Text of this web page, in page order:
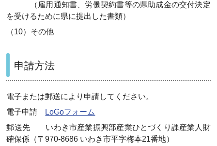
（雇用通知書、労働契約書等の県助成金の交付決定
を受けるために県に提出した書類）
（10）その他
申請方法
電子または郵送により申請してください。
電子申請
LoGoフォーム
郵送先 いわき市産業振興部産業ひとづくり課産業人財
確保係（〒970-8686 いわき市平字梅本21番地）